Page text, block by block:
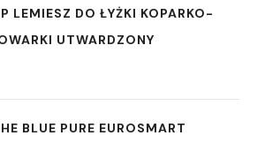
LEMIESZ DO ŁYŻKI KOPARKO-
UTWARDZONY
BLUE PURE EUROSMART